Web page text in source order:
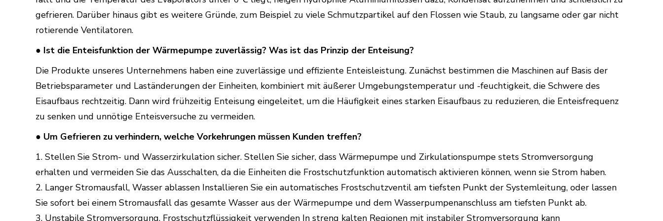
gefrieren. Darüber hinaus gibt es weitere Gründe, zum Beispiel zu viele Schmutzpartikel auf den Flossen wie Staub, zu langsame oder gar nicht
rotierende Ventilatoren.
● Ist die Enteisfunktion der Wärmepumpe zuverlässig? Was ist das Prinzip der Enteisung?
Die Produkte unseres Unternehmens haben eine zuverlässige und effiziente Enteisleistung. Zunächst bestimmen die Maschinen auf Basis der
Betriebsparameter und Laständerungen der Einheiten, kombiniert mit äußerer Umgebungstemperatur und -feuchtigkeit, die Schwere des
Eisaufbaus rechtzeitig. Dann wird frühzeitig Enteisung eingeleitet, um die Häufigkeit eines starken Eisaufbaus zu reduzieren, die Enteisfrequenz
zu senken und unnötige Enteisversuche zu vermeiden.
● Um Gefrieren zu verhindern, welche Vorkehrungen müssen Kunden treffen?
1. Stellen Sie Strom- und Wasserzirkulation sicher. Stellen Sie sicher, dass Wärmepumpe und Zirkulationspumpe stets Stromversorgung
erhalten und vermeiden Sie das Ausschalten, da die Einheiten die Frostschutzfunktion automatisch aktivieren können, wenn sie Strom haben.
2. Langer Stromausfall, Wasser ablassen Installieren Sie ein automatisches Frostschutzventil am tiefsten Punkt der Systemleitung, oder lassen
Sie sofort bei einem Stromausfall das gesamte Wasser aus der Wärmepumpe und dem Wasserpumpenanschluss am tiefsten Punkt ab.
3. Unstabile Stromversorgung, Frostschutzflüssigkeit verwenden In streng kalten Regionen mit instabiler Stromversorgung kann